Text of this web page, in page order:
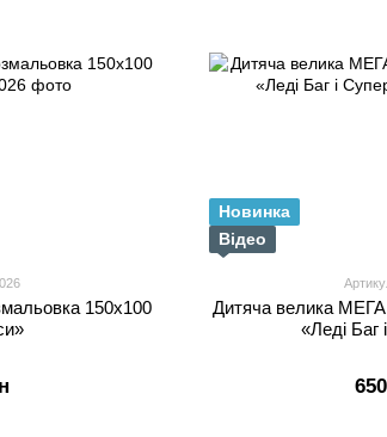
150х100
Новинка
Відео
Дитяча велика
«Леді Баг